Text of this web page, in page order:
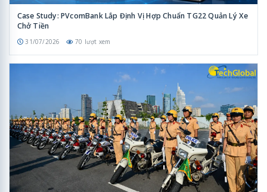
Case Study: PVcomBank Lắp Định Vị Hợp Chuẩn TG22 Quản Lý Xe
Chở Tiền
31/07/2026 70 lượt xem